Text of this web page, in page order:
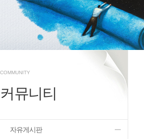
COMMUNITY
커뮤니티
자유게시판